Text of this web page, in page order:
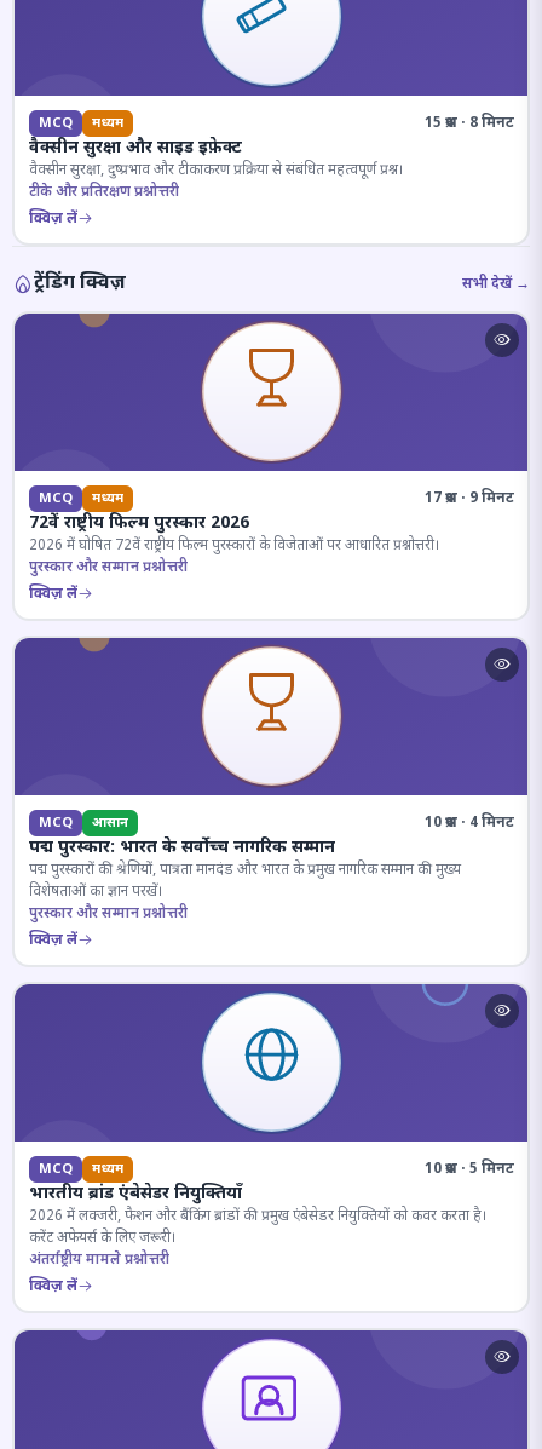
MCQ मध्यम 15 प्रश्न · 8 मिनट
वैक्सीन सुरक्षा और साइड इफ़ेक्ट
वैक्सीन सुरक्षा, दुष्प्रभाव और टीकाकरण प्रक्रिया से संबंधित महत्वपूर्ण प्रश्न।
टीके और प्रतिरक्षण प्रश्नोत्तरी
क्विज़ लें
ट्रेंडिंग क्विज़ सभी देखें →
MCQ मध्यम 17 प्रश्न · 9 मिनट
72वें राष्ट्रीय फिल्म पुरस्कार 2026
2026 में घोषित 72वें राष्ट्रीय फिल्म पुरस्कारों के विजेताओं पर आधारित प्रश्नोत्तरी।
पुरस्कार और सम्मान प्रश्नोत्तरी
क्विज़ लें
MCQ आसान 10 प्रश्न · 4 मिनट
पद्म पुरस्कार: भारत के सर्वोच्च नागरिक सम्मान
पद्म पुरस्कारों की श्रेणियों, पात्रता मानदंड और भारत के प्रमुख नागरिक सम्मान की मुख्य
विशेषताओं का ज्ञान परखें।
पुरस्कार और सम्मान प्रश्नोत्तरी
क्विज़ लें
MCQ मध्यम 10 प्रश्न · 5 मिनट
भारतीय ब्रांड एंबेसेडर नियुक्तियाँ
2026 में लक्जरी, फैशन और बैंकिंग ब्रांडों की प्रमुख एंबेसेडर नियुक्तियों को कवर करता है।
करेंट अफेयर्स के लिए जरूरी।
अंतर्राष्ट्रीय मामले प्रश्नोत्तरी
क्विज़ लें